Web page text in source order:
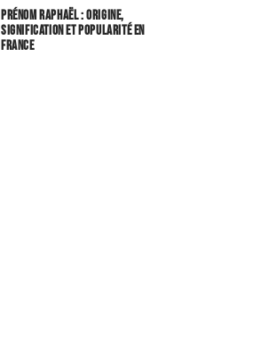
Prénom Raphaël : origine,
signification et popularité en
France